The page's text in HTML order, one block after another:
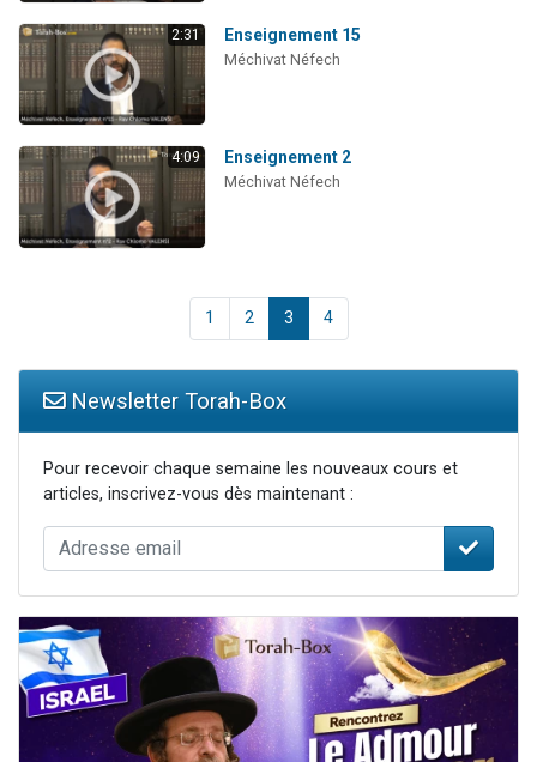
2:31 Enseignement 15
Méchivat Néfech
4:09 Enseignement 2
Méchivat Néfech
1 2 3 4
Newsletter Torah-Box
Pour recevoir chaque semaine les nouveaux cours et
articles, inscrivez-vous dès maintenant :